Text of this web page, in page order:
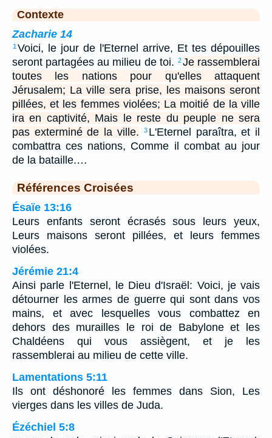
Contexte
Zacharie 14
1 Voici, le jour de l'Eternel arrive, Et tes dépouilles
seront partagées au milieu de toi. 2Je rassemblerai
toutes les nations pour qu'elles attaquent
Jérusalem; La ville sera prise, les maisons seront
pillées, et les femmes violées; La moitié de la ville
ira en captivité, Mais le reste du peuple ne sera
pas exterminé de la ville.
3 L'Eternel paraîtra, et il
combattra ces nations, Comme il combat au jour
de la bataille.…
Références Croisées
Ésaïe 13:16
Leurs enfants seront écrasés sous leurs yeux,
Leurs maisons seront pillées, et leurs femmes
violées.
Jérémie 21:4
Ainsi parle l'Eternel, le Dieu d'Israël: Voici, je vais
détourner les armes de guerre qui sont dans vos
mains, et avec lesquelles vous combattez en
dehors des murailles le roi de Babylone et les
Chaldéens qui vous assiègent, et je les
rassemblerai au milieu de cette ville.
Lamentations 5:11
Ils ont déshonoré les femmes dans Sion, Les
vierges dans les villes de Juda.
Ézéchiel 5:8